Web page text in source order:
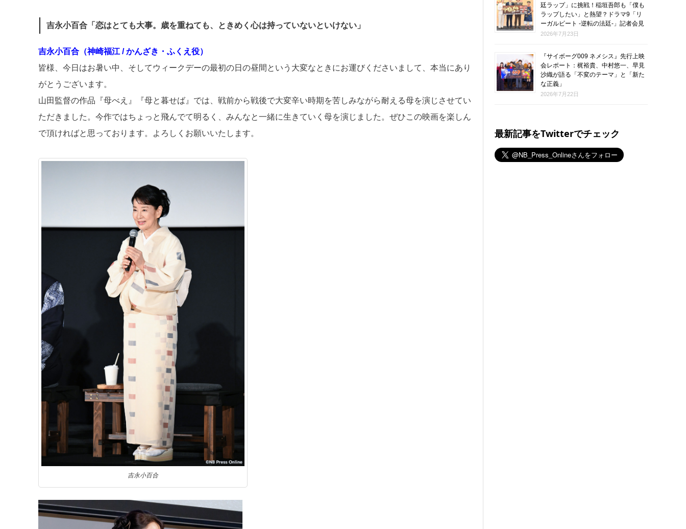
吉永小百合「恋はとても大事。歳を重ねても、ときめく心は持っていないといけない」
吉永小百合（神崎福江 / かんざき・ふくえ役）
皆様、今日はお暑い中、そしてウィークデーの最初の日の昼間という大変なときにお運びくださいまして、本当にあり
がとうございます。
山田監督の作品『母べえ』『母と暮せば』では、戦前から戦後で大変辛い時期を苦しみながら耐える母を演じさせてい
ただきました。今作ではちょっと飛んでて明るく、みんなと一緒に生きていく母を演じました。ぜひこの映画を楽しん
で頂ければと思っております。よろしくお願いいたします。
吉永小百合
廷ラップ」に挑戦！稲垣吾郎も「僕も
ラップしたい」と熱望？ドラマ9「リ
ーガルビート -逆転の法廷-」記者会見
2026年7月23日
『サイボーグ009 ネメシス』先行上映
会レポート：梶裕貴、中村悠一、早見
沙織が語る「不変のテーマ」と「新た
な正義」
2026年7月22日
最新記事をTwitterでチェック